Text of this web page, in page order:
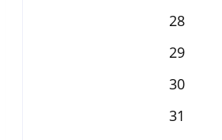
28
29
30
31